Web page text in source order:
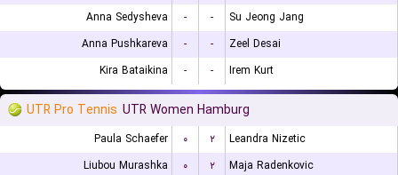
Anna Sedysheva - -
Su Jeong Jang
Anna Pushkareva
- -
Zeel Desai
Kira Bataikina
- - Irem Kurt
UTR Pro Tennis UTR Women Hamburg
Paula Schaefer ۰ ۲
Leandra Nizetic
Liubou Murashka
۰ ۲
Maja Radenkovic